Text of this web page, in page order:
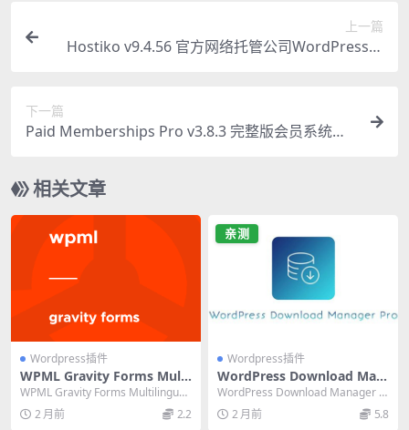
上一篇
Hostiko v9.4.56 官方网络托管公司WordPress主
下一篇
Paid Memberships Pro v3.8.3 完整版会员系统插
相关文章
Wordpress插件
WPML Gravity Forms Multi
lingual v1.8.5 汉化版：必备
表单多语言插件
WPML Gravity Forms Multilingual
v1.8.5 是...
2 月前 2.2
亲测
Wordpress插件
WordPress Download Man
ager Pro v7.3.5 汉化版：专
业虚拟资源下载管理插件
WordPress Download Manager P
ro v7.3.5 汉化...
2 月前 5.8